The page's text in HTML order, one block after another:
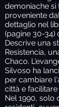
demoniache si
proveniente
dettaglio nel
(pagine 30-34)
Descrive una
Resistencia,
Chaco.
Silvoso ha
per cambiare
città e
Nel 1990, solo